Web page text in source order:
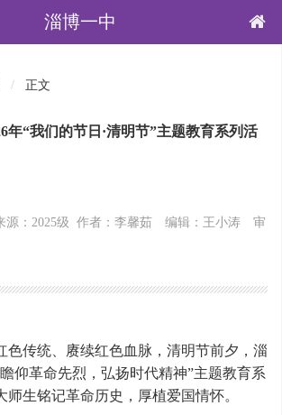
淄博一中
正文
年“我们的节日·清明节”主题教育系列活
源：2025级 作者：李馨茹 编辑：王小涛 审
传统、赓续红色血脉，清明节前夕，淄
仰革命先烈，弘扬时代精神”主题教育系
师生铭记革命历史，厚植爱国情怀。